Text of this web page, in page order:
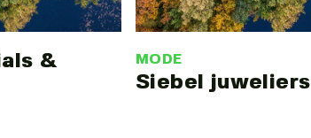
&
MODE
Siebel juweliers